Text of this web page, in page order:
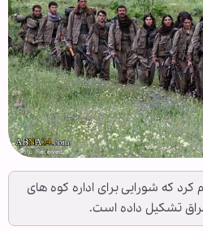
که شورایی برای اداره کوه های
تشکیل داده است.